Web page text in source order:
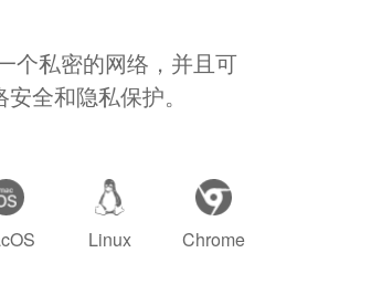
个私密的网络，并且可
全和隐私保护。
Linux Chrome